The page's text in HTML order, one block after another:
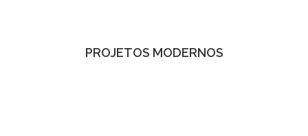
PROJETOS MODERNOS